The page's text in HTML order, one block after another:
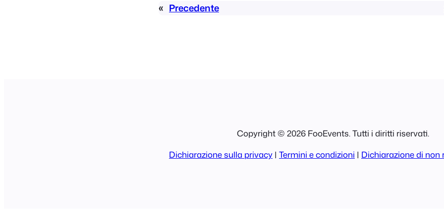
« Precedente
Copyright © 2026 FooEvents. Tutti i diritti riservati.
Dichiarazione sulla privacy | Termini e condizioni | Dichiarazione di non